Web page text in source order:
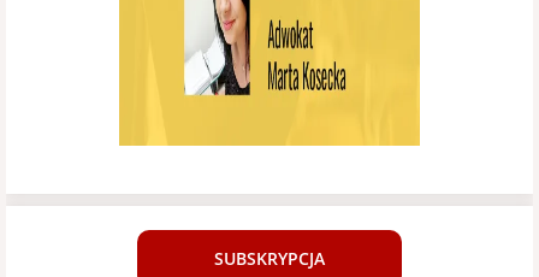
SUBSKRYPCJA